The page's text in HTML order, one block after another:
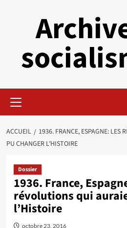
principal
ACCUEIL
1936. FRANCE, ESPAGNE: LES
PU CHANGER L’HISTOIRE
Dossier
1936. France,
révolutions qui
l’Histoire
octobre 23, 2016